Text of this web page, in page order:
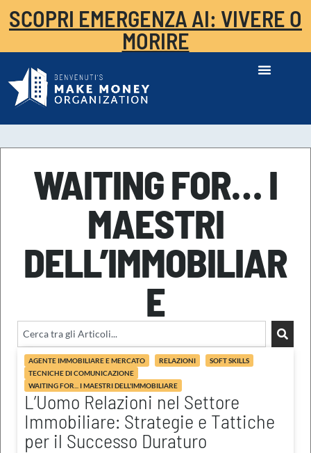
SCOPRI EMERGENZA AI: VIVERE O
MORIRE
WAITING FOR… I
MAESTRI
DELL’IMMOBILIAR
E
AGENTE IMMOBILIARE E MERCATO RELAZIONI
SOFT SKILLS
TECNICHE DI COMUNICAZIONE
WAITING FOR... I MAESTRI DELL'IMMOBILIARE
L’Uomo Relazioni nel Settore
Immobiliare: Strategie e Tattiche
per il Successo Duraturo